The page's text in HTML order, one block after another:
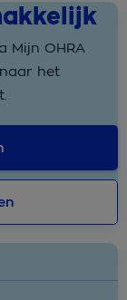
Mijn OHRA
het